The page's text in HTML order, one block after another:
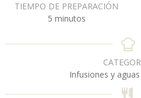
TIEMPO DE PREPARACIÓN
5m
n
s
minutos
Infusiones y